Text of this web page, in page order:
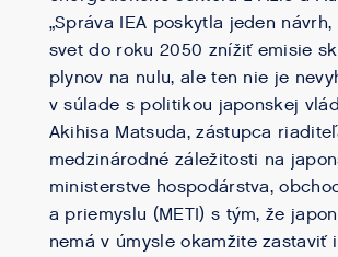
„Správa IEA poskytla jeden
svet do roku 2050 znížiť emisie
plynov na nulu, ale ten nie je
v súlade s politikou japonskej
Akihisa Matsuda, zástupca
medzinárodné záležitosti na
ministerstve hospodárstva,
a priemyslu (METI) s tým, že
nemá v úmysle okamžite zastaviť